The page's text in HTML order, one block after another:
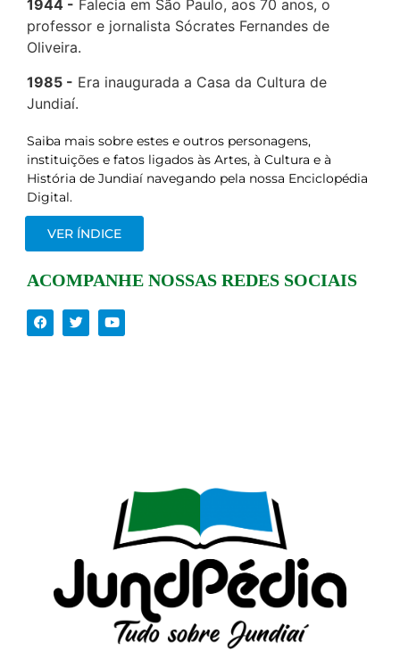
1944
Falecia em São Paulo, aos 70 anos, o
professor e jornalista Sócrates Fernandes de
Oliveira.
1985
Era inaugurada a Casa da Cultura de
Jundiaí.
Saiba mais sobre estes e outros personagens,
instituições e fatos ligados às Artes, à Cultura e à
História de Jundiaí navegando pela nossa Enciclopédia
Digital.
VER ÍNDICE
ACOMPANHE NOSSAS REDES SOCIAIS